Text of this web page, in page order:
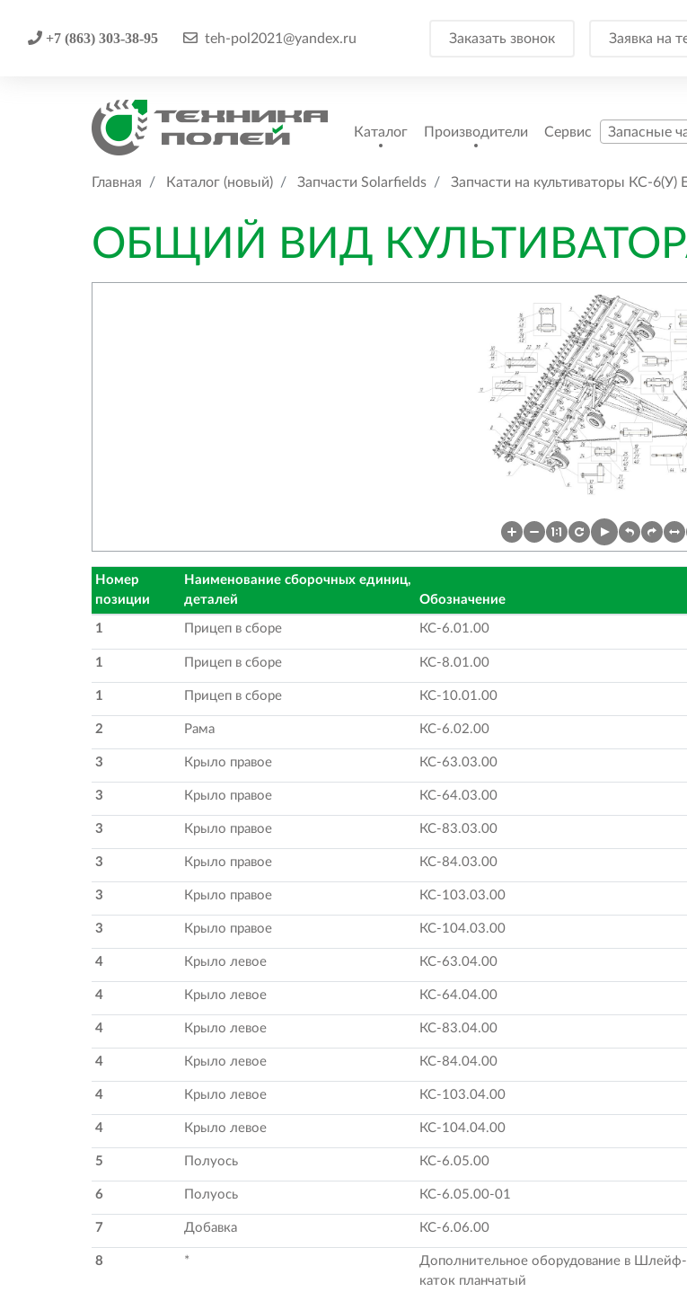
+7 (863) 303-38-95 teh-pol2021@yandex.ru Заказать звонок Заявка на
Каталог Производители Сервис Запасные
Главная Каталог (новый) Запчасти Solarfields Запчасти на культиваторы КС-6(У)
ОБЩИЙ ВИД
Номер
позиции
Наименование сборочных единиц,
деталей
Обозначение
1 Прицеп в сборе КС-6.01.00
1 Прицеп в сборе КС-8.01.00
1 Прицеп в сборе КС-10.01.00
2 Рама КС-6.02.00
3 Крыло правое КС-63.03.00
3 Крыло правое КС-64.03.00
3 Крыло правое КС-83.03.00
3 Крыло правое КС-84.03.00
3 Крыло правое КС-103.03.00
3 Крыло правое КС-104.03.00
4 Крыло левое КС-63.04.00
4 Крыло левое КС-64.04.00
4 Крыло левое КС-83.04.00
4 Крыло левое КС-84.04.00
4 Крыло левое КС-103.04.00
4 Крыло левое КС-104.04.00
5 Полуось КС-6.05.00
6 Полуось КС-6.05.00-01
7 Добавка КС-6.06.00
8 *
Дополнительное оборудование в Шлейф-
каток планчатый